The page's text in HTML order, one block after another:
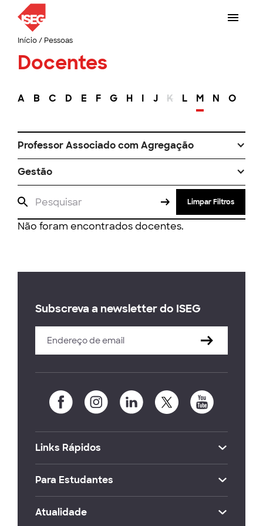
Início/ Pessoas
Docentes
A B C D E F G H I J K L M N O
Professor Associado com Agregação
Gestão
Limpar Filtros
Não foram encontrados docentes.
Subscreva a newsletter do ISEG
Links Rápidos
Para Estudantes
Atualidade